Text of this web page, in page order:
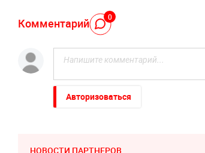
Комментарий 0
Авторизоваться
НОВОСТИ ПАРТНЕРОВ